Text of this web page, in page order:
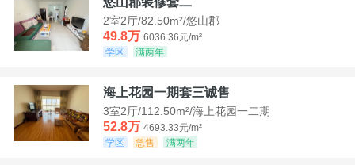
2室2厅/82.50m²/悠山郡
49.8万 6036.36元/m²
学区
满两年
海上花园一期套三诚售
3室2厅/112.50m²/海上花园一二期
52.8万 4693.33元/m²
学区
急售 满两年